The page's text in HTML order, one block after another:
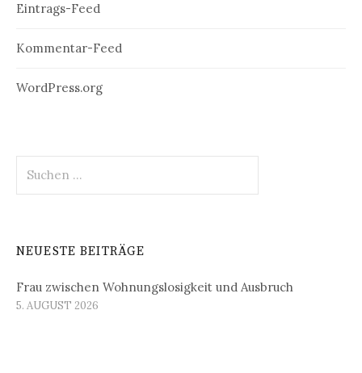
Eintrags-Feed
Kommentar-Feed
WordPress.org
nach:
NEUESTE BEITRÄGE
Frau zwischen Wohnungslosigkeit und Ausbruch
5. AUGUST 2026